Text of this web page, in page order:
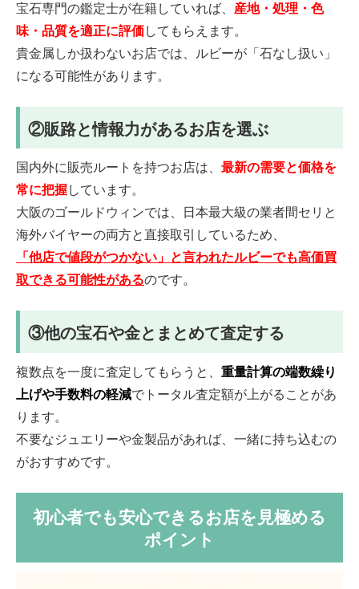
宝石専門の鑑定士が在籍していれば、 産地・処理・色
味・品質を適正に評価してもらえます。
貴金属しか扱わないお店では、ルビーが「石なし扱い」
になる可能性があります。
②販路と情報力があるお店を選ぶ
国内外に販売ルートを持つお店は、 最新の需要と価格を
常に把握しています。
大阪のゴールドウィンでは、日本最大級の業者間セリと
海外バイヤーの両方と直接取引しているため、
「他店で値段がつかない」と言われたルビーでも高価買
取できる可能性があるのです。
③他の宝石や金とまとめて査定する
複数点を一度に査定してもらうと、 重量計算の端数繰り
上げや手数料の軽減でトータル査定額が上がることがあ
ります。
不要なジュエリーや金製品があれば、一緒に持ち込むの
がおすすめです。
初心者でも安心できるお店を見極める
ポイント